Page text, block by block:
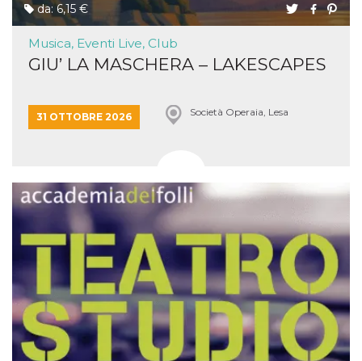
da: 6,15 €
Musica, Eventi Live, Club
GIU’ LA MASCHERA – LAKESCAPES
31 OTTOBRE 2026 Società Operaia, Lesa